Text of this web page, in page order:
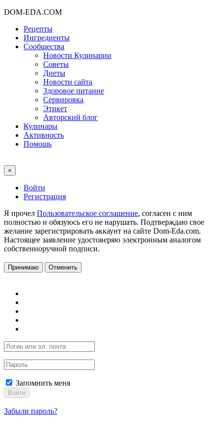
DOM-EDA.COM
Рецепты
Ингредиенты
Сообщества
Новости Кулинарии
Советы
Диеты
Новости сайта
Здоровое питание
Сервировка
Этикет
Авторский блог
Кулинары
Активность
Помощь
×
Войти
Регистрация
Я прочел Пользовательское соглашение, согласен с ним
полностью и обязуюсь его не нарушать. Подтверждаю свое
желание зарегистрировать аккаунт на сайте Dom-Eda.com.
Настоящее заявление удостоверяю электронным аналогом
собственноручной подписи.
Принимаю Отменить
Запомнить меня
Войти
Забыли пароль?